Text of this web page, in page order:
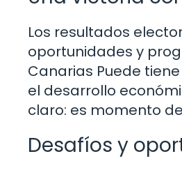
Los resultados
oportunidades y
Canarias Puede
el desarrollo
claro: es momento
Desafíos y